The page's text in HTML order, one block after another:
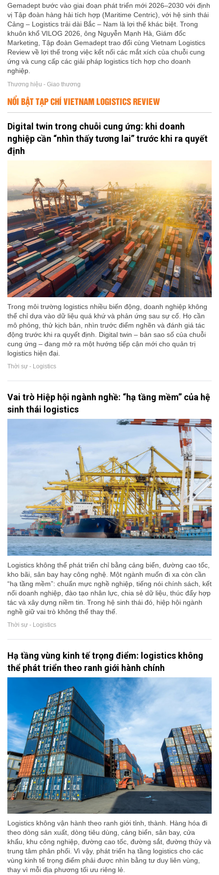
Gemadept bước vào giai đoạn phát triển mới 2026–2030 với định
vị Tập đoàn hàng hải tích hợp (Maritime Centric), với hệ sinh thái
Cảng – Logistics trải dài Bắc – Nam là lợi thế khác biệt. Trong
khuôn khổ VILOG 2026, ông Nguyễn Mạnh Hà, Giám đốc
Marketing, Tập đoàn Gemadept trao đổi cùng Vietnam Logistics
Review về lợi thế trong việc kết nối các mắt xích của chuỗi cung
ứng và cung cấp các giải pháp logistics tích hợp cho doanh
nghiệp.
Thương hiệu - Giao thương
NỔI BẬT TẠP CHÍ VIETNAM LOGISTICS REVIEW
Digital twin trong chuỗi cung ứng: khi doanh
nghiệp cần “nhìn thấy tương lai” trước khi ra quyết
định
Trong môi trường logistics nhiều biến động, doanh nghiệp không
thể chỉ dựa vào dữ liệu quá khứ và phản ứng sau sự cố. Họ cần
mô phỏng, thử kịch bản, nhìn trước điểm nghẽn và đánh giá tác
động trước khi ra quyết định. Digital twin – bản sao số của chuỗi
cung ứng – đang mở ra một hướng tiếp cận mới cho quản trị
logistics hiện đại.
Thời sự - Logistics
Vai trò Hiệp hội ngành nghề: “hạ tầng mềm” của hệ
sinh thái logistics
Logistics không thể phát triển chỉ bằng cảng biển, đường cao tốc,
kho bãi, sân bay hay công nghệ. Một ngành muốn đi xa còn cần
“hạ tầng mềm”: chuẩn mực nghề nghiệp, tiếng nói chính sách, kết
nối doanh nghiệp, đào tạo nhân lực, chia sẻ dữ liệu, thúc đẩy hợp
tác và xây dựng niềm tin. Trong hệ sinh thái đó, hiệp hội ngành
nghề giữ vai trò không thể thay thế.
Thời sự - Logistics
Hạ tầng vùng kinh tế trọng điểm: logistics không
thể phát triển theo ranh giới hành chính
Logistics không vận hành theo ranh giới tỉnh, thành. Hàng hóa đi
theo dòng sản xuất, dòng tiêu dùng, cảng biển, sân bay, cửa
khẩu, khu công nghiệp, đường cao tốc, đường sắt, đường thủy và
trung tâm phân phối. Vì vậy, phát triển hạ tầng logistics cho các
vùng kinh tế trọng điểm phải được nhìn bằng tư duy liên vùng,
thay vì mỗi địa phương tối ưu riêng lẻ.